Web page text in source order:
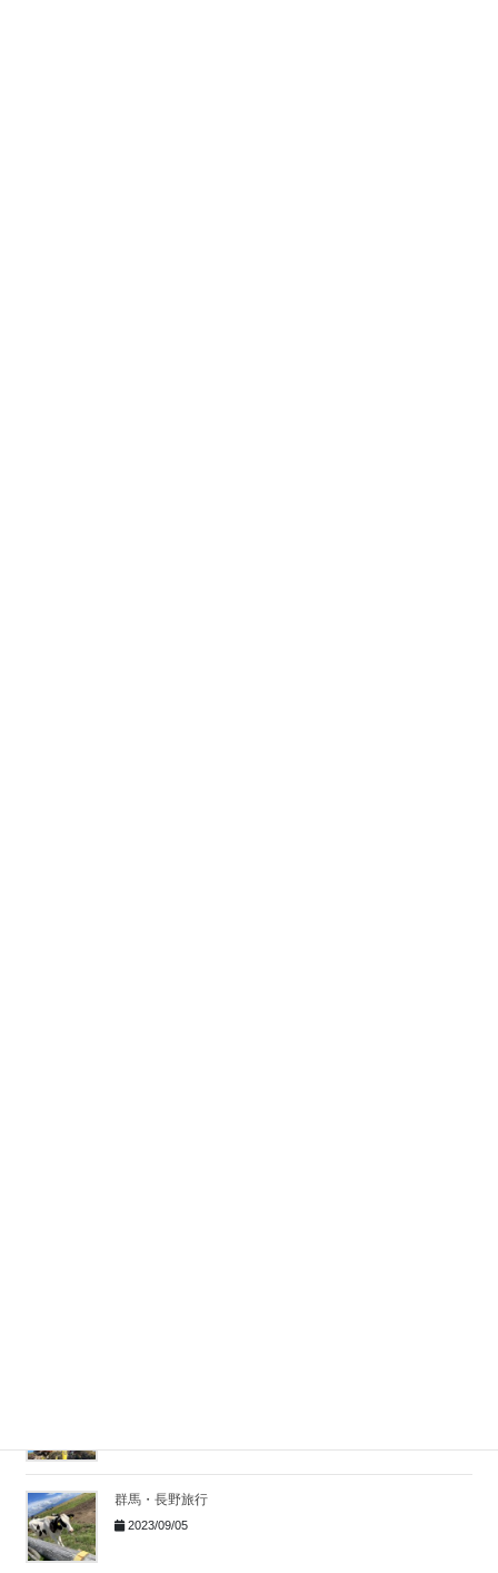
群馬・長野旅行
2023/09/05